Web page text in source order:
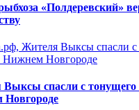
«Полдеревский»
спасли с тонущего